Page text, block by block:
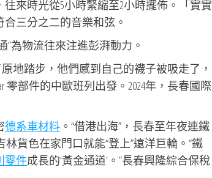
來時光從5小時緊縮至2小時擺佈。「實實
三分之二的音樂和弦。
為物流往來注進彭湃動力。
地踏步，他們感到自己的襪子被吸走了，
部件的中歐班列出發。2024年，長春國際
德系車材料 。“借港出海”，長春至年夜連鐵
林貨色在家門口就能“登上”遠洋巨輪。“鐵
零件成長的‘黃金通道’。”長春興隆綜合保稅